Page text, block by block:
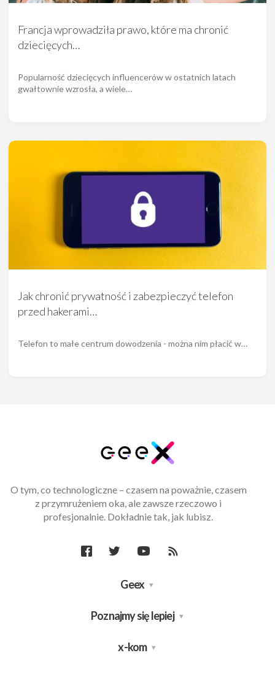
Francja wprowadziła prawo, które ma chronić
dziecięcych…
Popularność dziecięcych influencerów w ostatnich latach
gwałtownie wzrosła, a wiele…
Jak chronić prywatność i zabezpieczyć telefon
przed hakerami…
Telefon to małe centrum dowodzenia - można nim płacić w…
O tym, co technologiczne – czasem na poważnie, czasem
z przymrużeniem oka, ale zawsze rzeczowo i
profesjonalnie. Dokładnie tak, jak lubisz.
Geex
Poznajmy się lepiej
x-kom